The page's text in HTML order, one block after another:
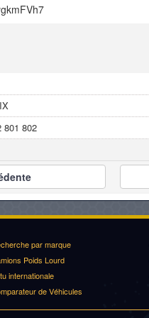
801 802
par marque
Poids Lourd
internationale
de Véhicules